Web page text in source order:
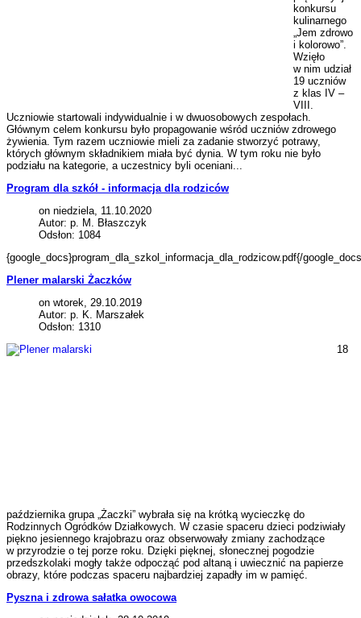
konkursu
kulinarnego
„Jem zdrowo
i kolorowo”.
Wzięło
w nim udział
19 uczniów
z klas IV –
VIII.
Uczniowie startowali indywidualnie i w dwuosobowych zespołach.
Głównym celem konkursu było propagowanie wśród uczniów zdrowego
żywienia. Tym razem uczniowie mieli za zadanie stworzyć potrawy,
których głównym składnikiem miała być dynia. W tym roku nie było
podziału na kategorie, a uczestnicy byli oceniani...
Program dla szkół - informacja dla rodziców
on niedziela, 11.10.2020
Autor: p. M. Błaszczyk
Odsłon: 1084
{google_docs}program_dla_szkol_informacja_dla_rodzicow.pdf{/
Plener malarski Żaczków
on wtorek, 29.10.2019
Autor: p. K. Marszałek
Odsłon: 1310
18
października grupa „Żaczki” wybrała się na krótką wycieczkę do
Rodzinnych Ogródków Działkowych. W czasie spaceru dzieci podziwiały
piękno jesiennego krajobrazu oraz obserwowały zmiany zachodzące
w przyrodzie o tej porze roku. Dzięki pięknej, słonecznej pogodzie
przedszkolaki mogły także odpocząć pod altaną i uwiecznić na papierze
obrazy, które podczas spaceru najbardziej zapadły im w pamięć.
Pyszna i zdrowa sałatka owocowa